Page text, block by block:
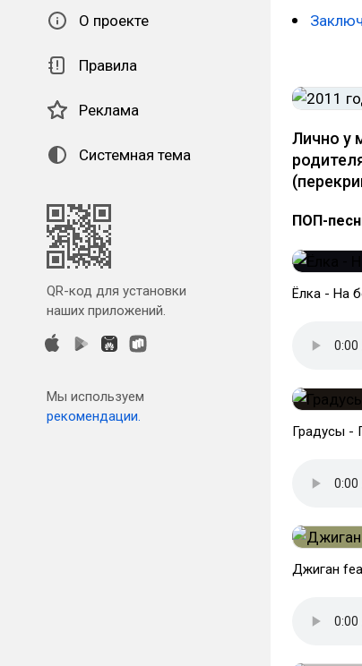
О проекте
Правила
Реклама
Системная тема
QR-код для установки
наших приложений.
Мы используем
рекомендации.
Лично у
ПОП-
Ёлка - На
Градусы -
Джиган